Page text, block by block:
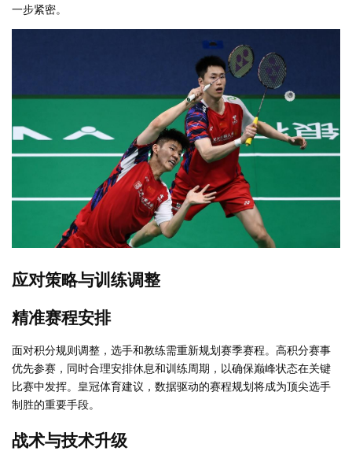
一步紧密。
应对策略与训练调整
精准赛程安排
面对积分规则调整，选手和教练需重新规划赛季赛程。高积分赛事
优先参赛，同时合理安排休息和训练周期，以确保巅峰状态在关键
比赛中发挥。皇冠体育建议，数据驱动的赛程规划将成为顶尖选手
制胜的重要手段。
战术与技术升级